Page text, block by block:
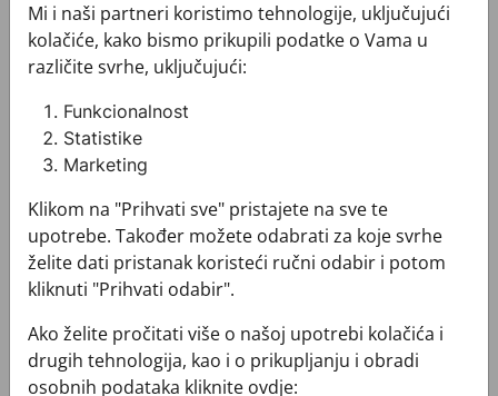
Mi i naši partneri koristimo tehnologije, uključujući
kolačiće, kako bismo prikupili podatke o Vama u
različite svrhe, uključujući:
Funkcionalnost
Statistike
Marketing
Klikom na "Prihvati sve" pristajete na sve te
upotrebe. Također možete odabrati za koje svrhe
želite dati pristanak koristeći ručni odabir i potom
kliknuti "Prihvati odabir".
Ako želite pročitati više o našoj upotrebi kolačića i
drugih tehnologija, kao i o prikupljanju i obradi
osobnih podataka kliknite ovdje: